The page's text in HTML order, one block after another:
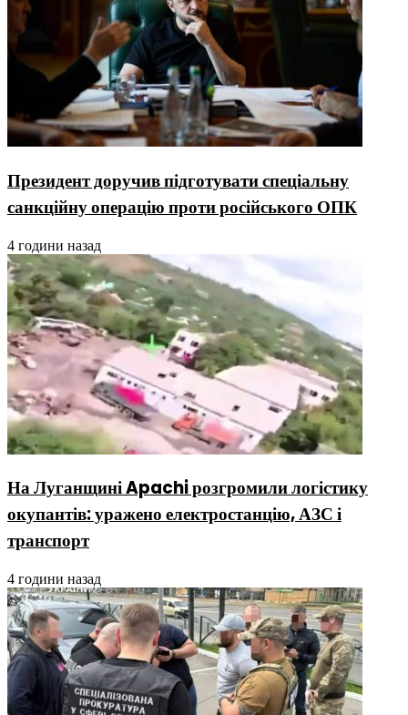
Президент доручив підготувати спеціальну
санкційну операцію проти російського ОПК
4 години назад
На Луганщині Apachi розгромили логістику
окупантів: уражено електростанцію, АЗС і
транспорт
4 години назад